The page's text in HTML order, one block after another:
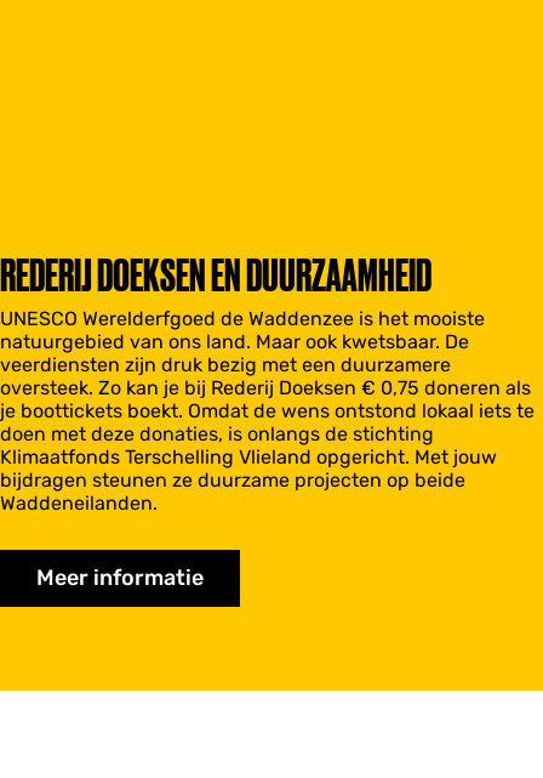
REDERIJ DOEKSEN EN DUURZAAMHEID
UNESCO Werelderfgoed de Waddenzee is het mooiste
natuurgebied van ons land. Maar ook kwetsbaar. De
veerdiensten zijn druk bezig met een duurzamere
oversteek. Zo kan je bij Rederij Doeksen € 0,75 doneren als
je boottickets boekt. Omdat de wens ontstond lokaal iets te
doen met deze donaties, is onlangs de stichting
Klimaatfonds Terschelling Vlieland opgericht. Met jouw
bijdragen steunen ze duurzame projecten op beide
Waddeneilanden.
Meer informatie